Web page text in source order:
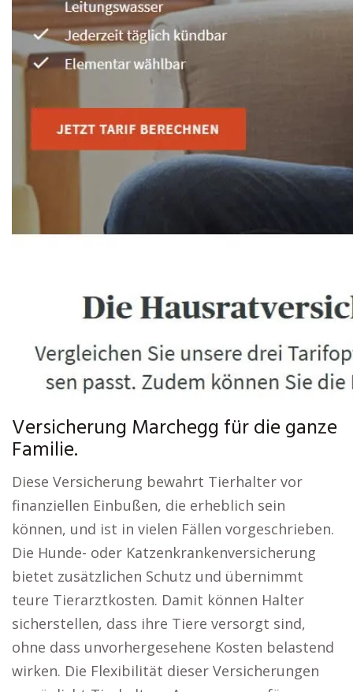
Versicherung Marchegg für die ganze
Familie.
Diese Versicherung bewahrt Tierhalter vor
finanziellen Einbußen, die erheblich sein
können, und ist in vielen Fällen vorgeschrieben.
Die Hunde- oder Katzenkrankenversicherung
bietet zusätzlichen Schutz und übernimmt
teure Tierarztkosten. Damit können Halter
sicherstellen, dass ihre Tiere versorgt sind,
ohne dass unvorhergesehene Kosten belastend
wirken. Die Flexibilität dieser Versicherungen